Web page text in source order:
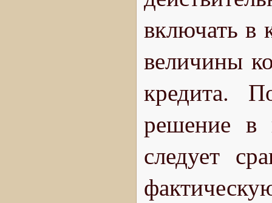
включать в
величины
кредита.
решение в
следует